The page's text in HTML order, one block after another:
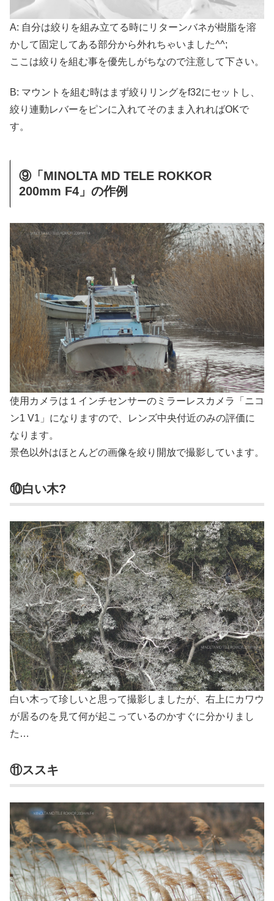
A: 自分は絞りを組み立てる時にリターンバネが樹脂を溶
かして固定してある部分から外れちゃいました^^;
ここは絞りを組む事を優先しがちなので注意して下さい。
B: マウントを組む時はまず絞りリングをf32にセットし、
絞り連動レバーをピンに入れてそのまま入れればOKで
す。
⑨「MINOLTA MD TELE ROKKOR
200mm F4」の作例
使用カメラは１インチセンサーのミラーレスカメラ「ニコ
ン1 V1」になりますので、レンズ中央付近のみの評価に
なります。
景色以外はほとんどの画像を絞り開放で撮影しています。
⑩白い木?
白い木って珍しいと思って撮影しましたが、右上にカワウ
が居るのを見て何が起こっているのかすぐに分かりまし
た…
⑪ススキ